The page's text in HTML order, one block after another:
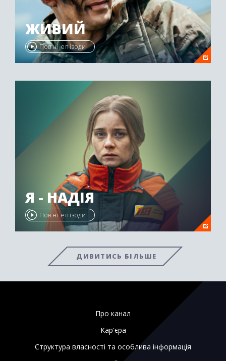
ЖИВИЙ
Повні епізоди
Я - НАДІЯ
Повні епізоди
ДИВИТИСЬ БІЛЬШЕ
Про канал
Кар'єра
Структура власності та особлива інформація